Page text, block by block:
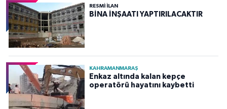
RESMİ İLAN
BİNA İNŞAATI YAPTIRILACAKTIR
KAHRAMANMARAŞ
Enkaz altında kalan kepçe
operatörü hayatını kaybetti